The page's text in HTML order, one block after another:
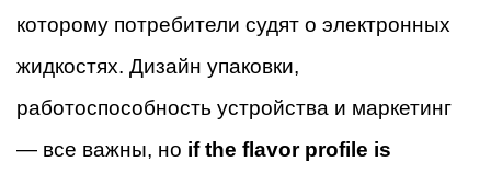
которому потребители судят о электронных
жидкостях. Дизайн упаковки,
работоспособность устройства и маркетинг
— все важны, но if the flavor profile is